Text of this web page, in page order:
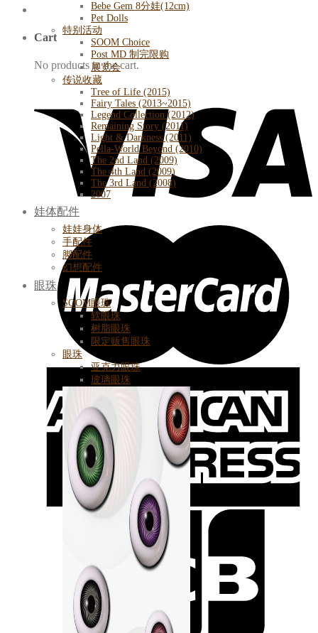
Cart
No products in the cart.
Bebe Gem 8分娃(12cm)
Pet Dolls
特别活动
SOOM Choice
Post MD 制完限购
展览会
传说收藏
Tree of Life (2015)
Fairy Tales (2013~2015)
Legend Collection (2012)
Remaining Story (2011)
Light & Darkness (2011)
Pella-World Beyond (2010)
The 2nd Land (2009)
The 4th Land (2009)
The 3rd Land (2008)
2007
娃体配件
娃娃身体
手配件
脚配件
幻想配件
眼珠
SOOM眼珠
软眼珠
树脂眼珠
限定贩售眼珠
眼珠
亚克力眼珠
玻璃眼珠